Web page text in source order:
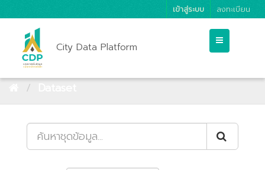
เข้าสู่ระบบ ลงทะเบียน
City Data Platform